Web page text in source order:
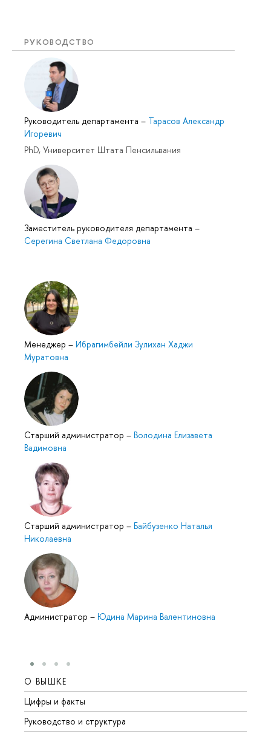
РУКОВОДСТВО
Руководитель департамента – Тарасов Александр
Игоревич
PhD, Университет Штата Пенсильвания
Заместитель руководителя департамента –
Серегина Светлана Федоровна
Менеджер – Ибрагимбейли Зулихан Хаджи
Муратовна
Старший администратор – Володина Елизавета
Вадимовна
Старший администратор – Байбузенко Наталья
Николаевна
Администратор – Юдина Марина Валентиновна
О ВЫШКЕ
Цифры и факты
Руководство и структура